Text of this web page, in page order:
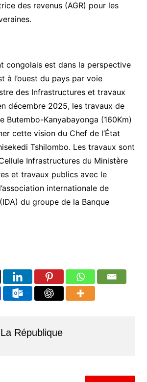
des revenus (AGR) pour les
congolais est dans la perspective
à l’ouest du pays par voie
des Infrastructures et travaux
décembre 2025, les travaux de
Butembo-Kanyabayonga (160Km)
cette vision du Chef de l’État
Tshilombo. Les travaux sont
Infrastructures du Ministère
et travaux publics avec le
internationale de
du groupe de la Banque
La République